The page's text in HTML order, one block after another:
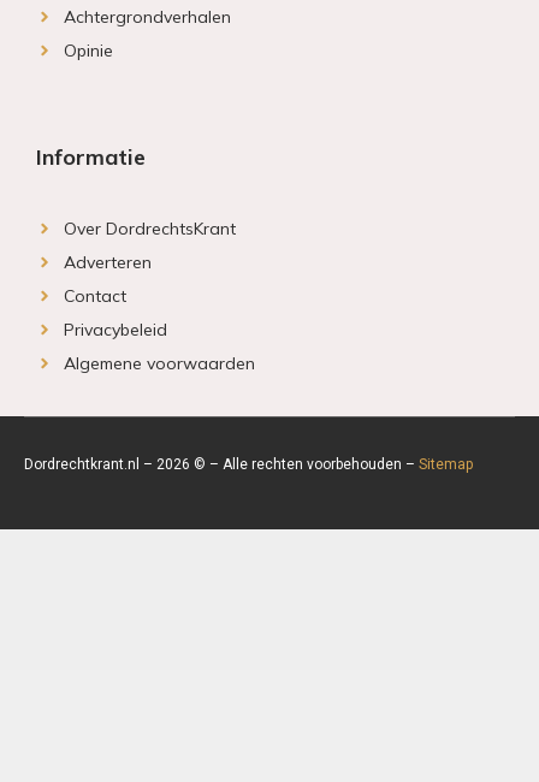
Achtergrondverhalen
Opinie
Informatie
Over DordrechtsKrant
Adverteren
Contact
Privacybeleid
Algemene voorwaarden
Dordrechtkrant.nl – 2026 © – Alle rechten voorbehouden – Sitemap